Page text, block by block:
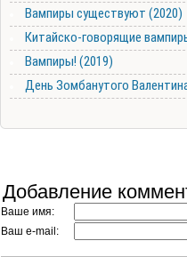
Вампиры существуют (2020)
Китайско-говорящие
Вампиры! (2019)
День Зомбанутого
Добавление
Ваше имя:
Ваш e-mail: